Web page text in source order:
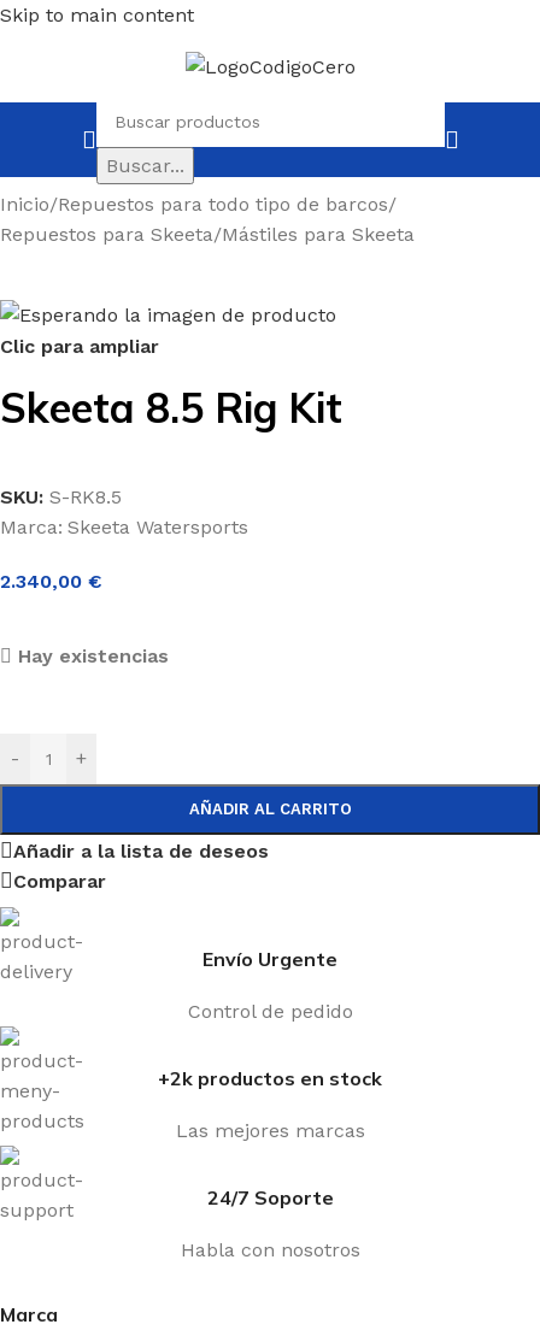
Skip to main content
Buscar...
Inicio/Repuestos para todo tipo de barcos/
Repuestos para Skeeta/Mástiles para Skeeta
Clic para ampliar
Skeeta 8.5 Rig Kit
SKU: S-RK8.5
Marca: Skeeta Watersports
2.340,00 €
Hay existencias
- +
AÑADIR AL CARRITO
Añadir a la lista de deseos
Comparar
Envío Urgente
Control de pedido
+2k productos en stock
Las mejores marcas
24/7 Soporte
Habla con nosotros
Marca